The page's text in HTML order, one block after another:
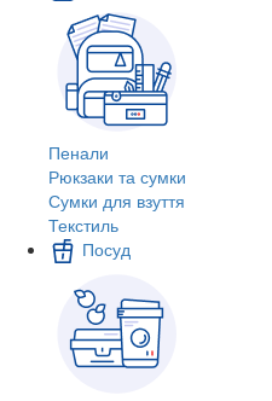
Пенали
Рюкзаки та сумки
Сумки для взуття
Текстиль
Посуд